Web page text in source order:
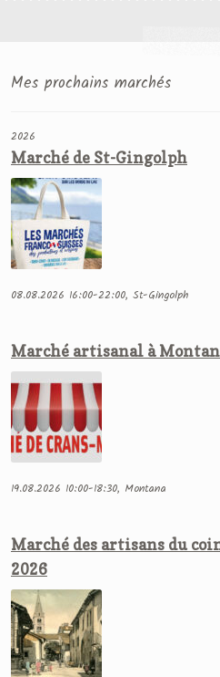
Mes prochains marchés
2026
Marché de St-Gingolph
08.08.2026 16:00-22:00, St-Gingolph
Marché artisanal à
19.08.2026 10:00-18:30, Montana
Marché des artisans du
2026